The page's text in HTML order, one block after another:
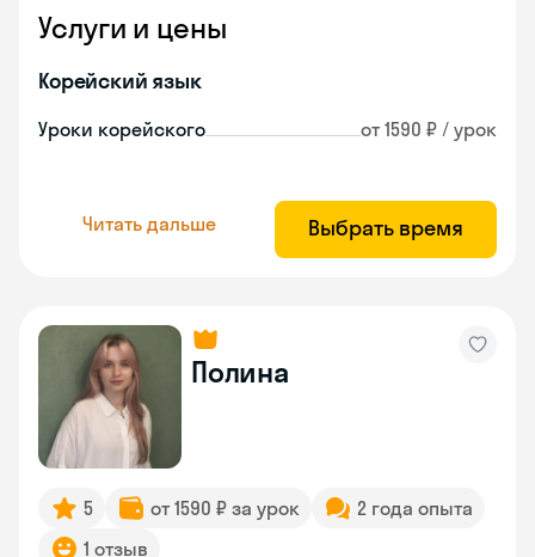
Услуги и цены
Корейский язык
Уроки корейского от 1590 ₽ / урок
Читать дальше Выбрать время
Полина
5 от 1590 ₽ за урок
2 года опыта
1 отзыв